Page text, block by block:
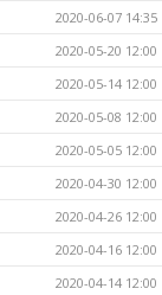
2020-06-07 14:35
2020-05-20 12:00
2020-05-14 12:00
2020-05-08 12:00
2020-05-05 12:00
2020-04-30 12:00
2020-04-26 12:00
2020-04-16 12:00
2020-04-14 12:00